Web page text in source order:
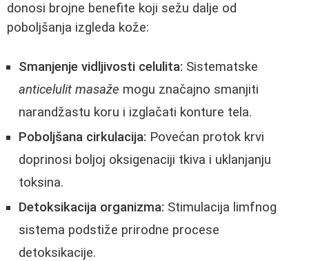
donosi brojne benefite koji sežu dalje od
poboljšanja izgleda kože:
Smanjenje vidljivosti celulita: Sistematske
anticelulit masaže mogu značajno smanjiti
narandžastu koru i izglačati konture tela.
Poboljšana cirkulacija: Povećan protok krvi
doprinosi boljoj oksigenaciji tkiva i uklanjanju
toksina.
Detoksikacija organizma: Stimulacija limfnog
sistema podstiže prirodne procese
detoksikacije.